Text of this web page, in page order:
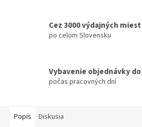
Cez 3000 výdajných miest
po celom Slovensku
Vybavenie objednávky
počas pracovných dní
Popis Diskusia